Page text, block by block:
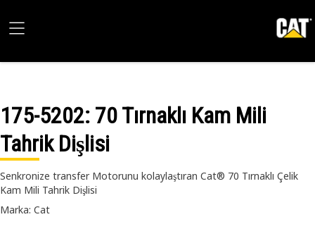
175-5202: 70 Tırnaklı Kam Mili
Tahrik Dişlisi
Senkronize transfer Motorunu kolaylaştıran Cat® 70 Tırnaklı Çelik
Kam Mili Tahrik Dişlisi
Marka: Cat